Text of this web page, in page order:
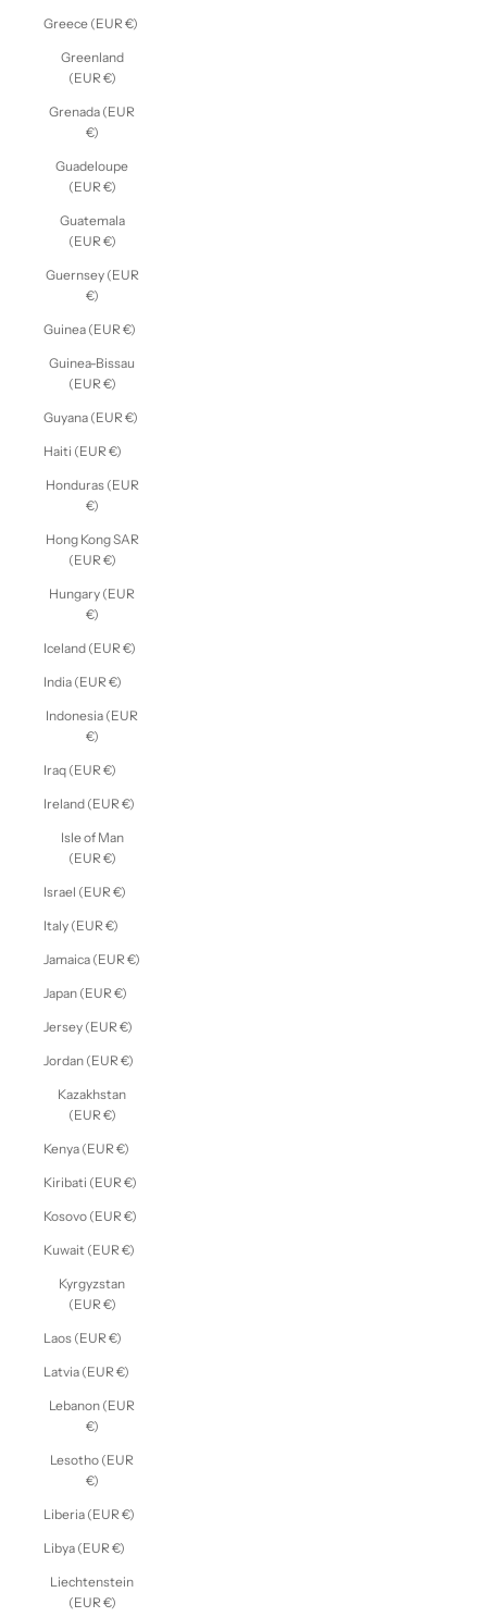
Greece (EUR €)
Greenland
(EUR €)
Grenada (EUR
€)
Guadeloupe
(EUR €)
Guatemala
(EUR €)
Guernsey (EUR
€)
Guinea (EUR €)
Guinea-Bissau
(EUR €)
Guyana (EUR €)
Haiti (EUR €)
Honduras (EUR
€)
Hong Kong SAR
(EUR €)
Hungary (EUR
€)
Iceland (EUR €)
India (EUR €)
Indonesia (EUR
€)
Iraq (EUR €)
Ireland (EUR €)
Isle of Man
(EUR €)
Israel (EUR €)
Italy (EUR €)
Jamaica (EUR €)
Japan (EUR €)
Jersey (EUR €)
Jordan (EUR €)
Kazakhstan
(EUR €)
Kenya (EUR €)
Kiribati (EUR €)
Kosovo (EUR €)
Kuwait (EUR €)
Kyrgyzstan
(EUR €)
Laos (EUR €)
Latvia (EUR €)
Lebanon (EUR
€)
Lesotho (EUR
€)
Liberia (EUR €)
Libya (EUR €)
Liechtenstein
(EUR €)